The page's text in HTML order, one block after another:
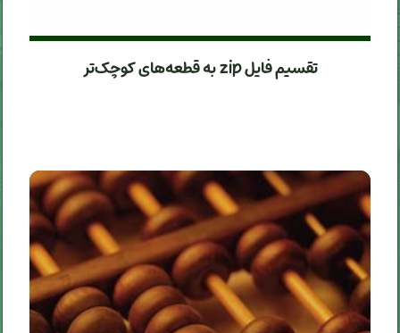
تقسیم فایل zip به قطعه‌های کوچک‌تر